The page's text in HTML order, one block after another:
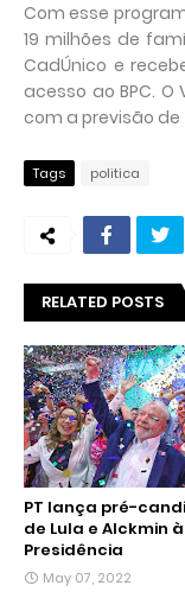
Com esse
19 milhões de
CadÚnico e
acesso ao BPC.
com a previsão de
Tags politica
RELATED POSTS
PT lança pré-
de Lula e Alckmin à
Presidência
May 07, 2022